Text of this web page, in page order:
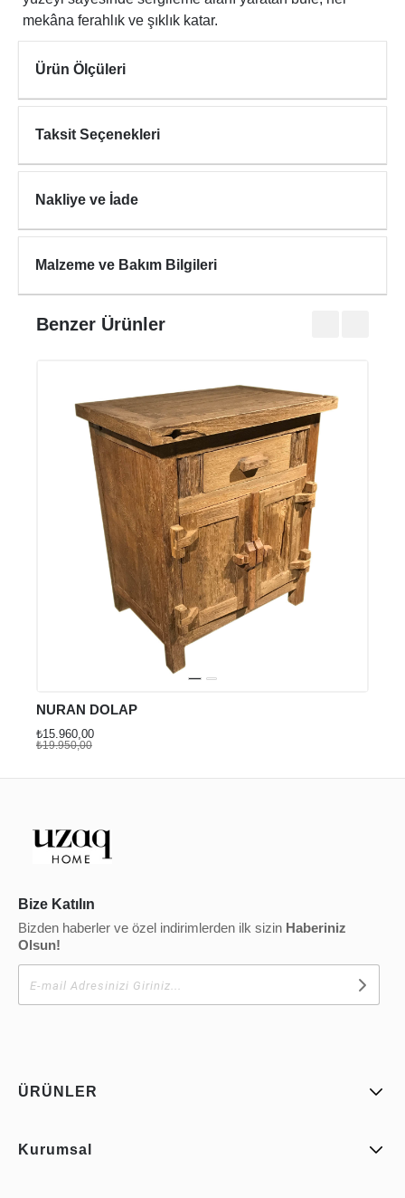
mekâna ferahlık ve şıklık katar.
Ürün Ölçüleri
Taksit Seçenekleri
Nakliye ve İade
Malzeme ve Bakım Bilgileri
Benzer Ürünler
NURAN DOLAP
₺15.960,00
₺19.950,00
Bize Katılın
Bizden haberler ve özel indirimlerden ilk sizin Haberiniz
Olsun!
ÜRÜNLER
Kurumsal